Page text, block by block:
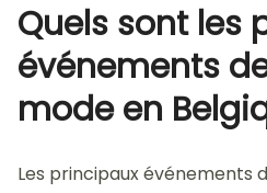
Quels sont les
événements
mode en
Les principaux événements